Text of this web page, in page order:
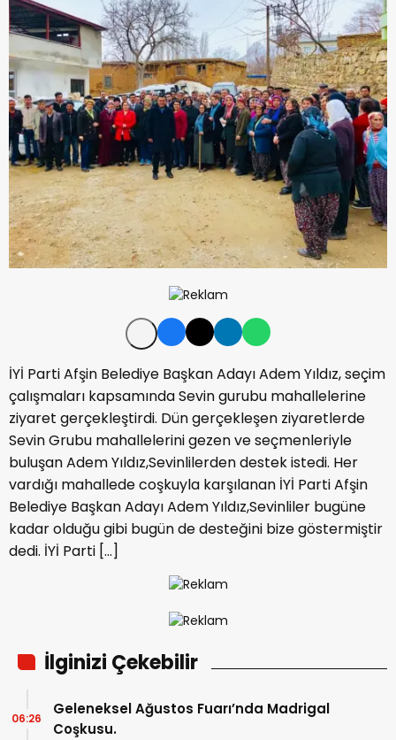
İYİ Parti Afşin Belediye Başkan Adayı Adem Yıldız, seçim
çalışmaları kapsamında Sevin gurubu mahallelerine
ziyaret gerçekleştirdi. Dün gerçekleşen ziyaretlerde
Sevin Grubu mahallelerini gezen ve seçmenleriyle
buluşan Adem Yıldız,Sevinlilerden destek istedi. Her
vardığı mahallede coşkuyla karşılanan İYİ Parti Afşin
Belediye Başkan Adayı Adem Yıldız,Sevinliler bugüne
kadar olduğu gibi bugün de desteğini bize göstermiştir
dedi. İYİ Parti […]
İlginizi Çekebilir
Geleneksel Ağustos Fuarı’nda Madrigal
Coşkusu.
06:26